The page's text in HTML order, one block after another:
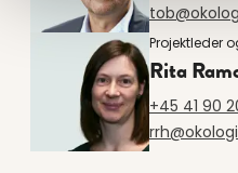
Projektleder
Rita
+45 41 90